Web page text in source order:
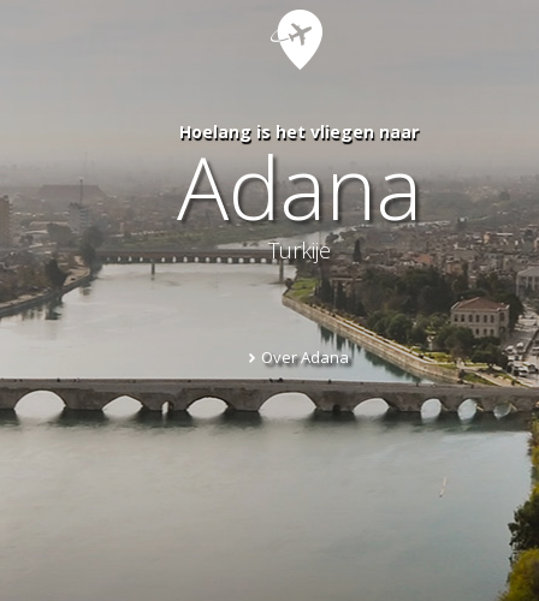
Hoelang is het vliegen naar
Adana
Turkije
Over Adana